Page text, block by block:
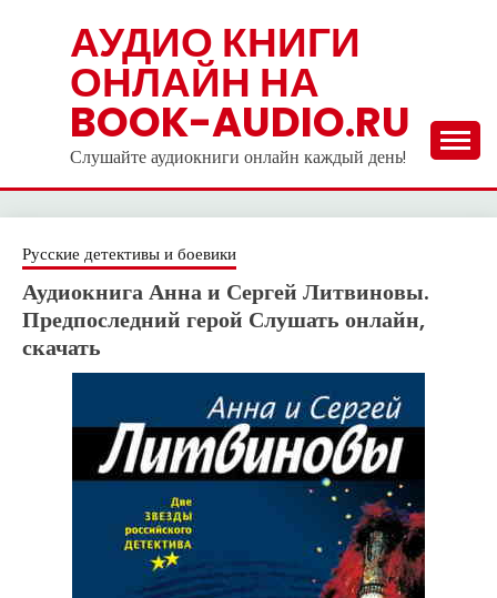
АУДИО КНИГИ
ОНЛАЙН НА
BOOK-AUDIO.RU
Слушайте аудиокниги онлайн каждый день!
Русские детективы и боевики
Аудиокнига Анна и Сергей Литвиновы.
Предпоследний герой Слушать онлайн,
скачать